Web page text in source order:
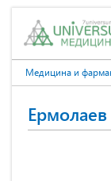
Медицина и